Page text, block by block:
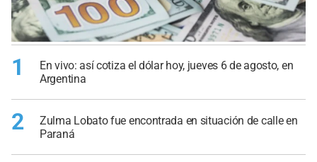
1
En vivo: así cotiza el dólar hoy, jueves 6 de agosto, en
Argentina
2
Zulma Lobato fue encontrada en situación de calle en
Paraná